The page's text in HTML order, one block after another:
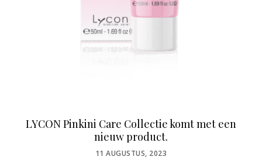
LYCON Pinkini Care Collectie komt met een
nieuw product.
POSTED
11 AUGUSTUS, 2023